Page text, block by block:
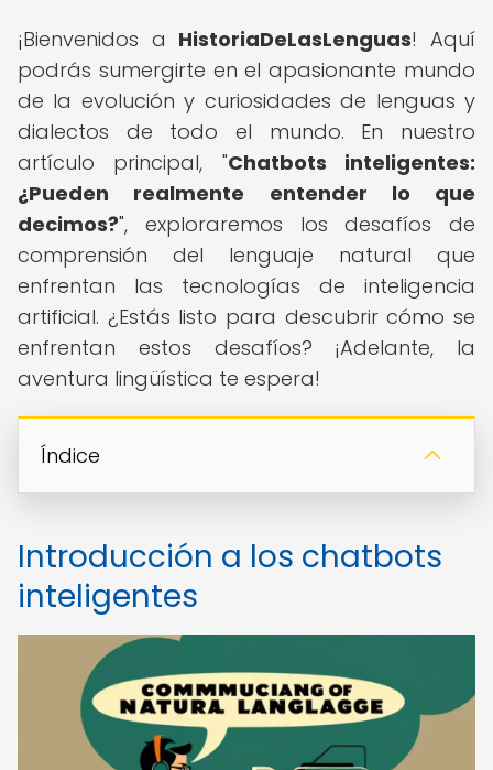
¡Bienvenidos a HistoriaDeLasLenguas! Aquí
podrás sumergirte en el apasionante mundo
de la evolución y curiosidades de lenguas y
dialectos de todo el mundo. En nuestro
artículo principal, "Chatbots inteligentes:
¿Pueden realmente entender lo que
decimos?", exploraremos los desafíos de
comprensión del lenguaje natural que
enfrentan las tecnologías de inteligencia
artificial. ¿Estás listo para descubrir cómo se
enfrentan estos desafíos? ¡Adelante, la
aventura lingüística te espera!
Índice
Introducción a los chatbots
inteligentes